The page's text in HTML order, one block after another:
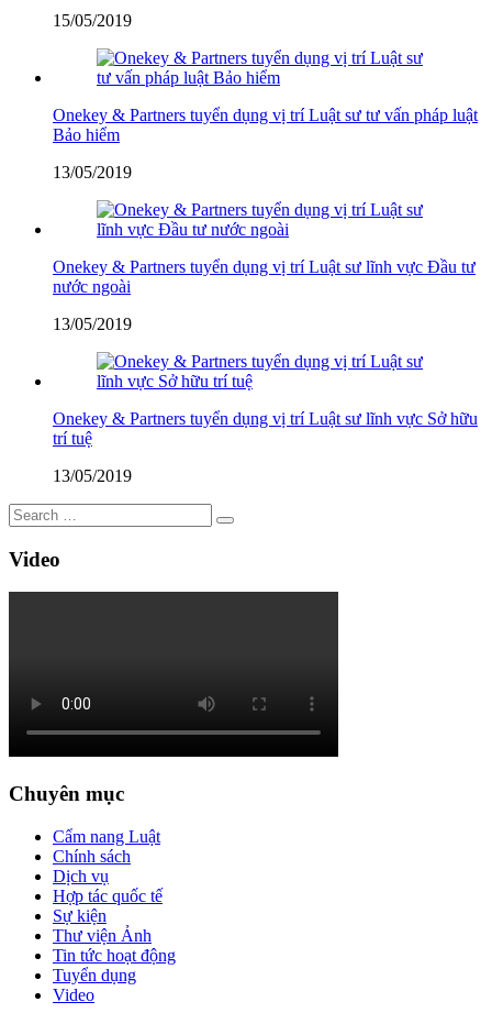
15/05/2019
Onekey & Partners tuyển dụng vị trí Luật sư tư vấn pháp luật
Bảo hiểm
13/05/2019
Onekey & Partners tuyển dụng vị trí Luật sư lĩnh vực Đầu tư
nước ngoài
13/05/2019
Onekey & Partners tuyển dụng vị trí Luật sư lĩnh vực Sở hữu
trí tuệ
13/05/2019
Video
Chuyên mục
Cẩm nang Luật
Chính sách
Dịch vụ
Hợp tác quốc tế
Sự kiện
Thư viện Ảnh
Tin tức hoạt động
Tuyển dụng
Video